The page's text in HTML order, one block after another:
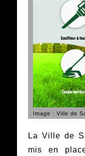
Image : Ville de
La Ville de
mis en